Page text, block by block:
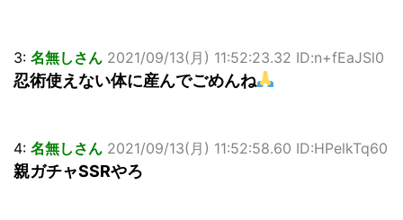
3: 名無しさん 2021/09/13(月) 11:52:23.32 ID:n+fEaJSl0
忍術使えない体に産んでごめんね
4: 名無しさん 2021/09/13(月) 11:52:58.60 ID:HPelkTq60
親ガチャSSRやろ